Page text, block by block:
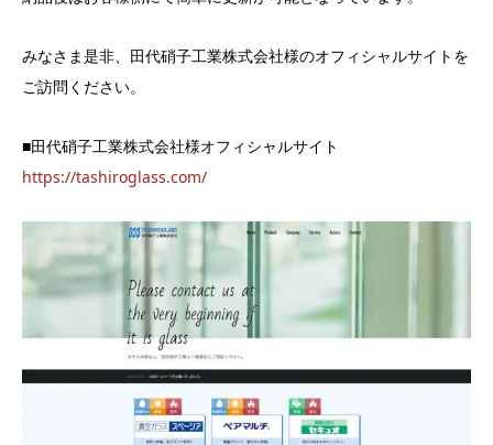
みなさま是非、田代硝子工業株式会社様のオフィシャルサイトを
ご訪問ください。
■田代硝子工業株式会社様オフィシャルサイト
https://tashiroglass.com/